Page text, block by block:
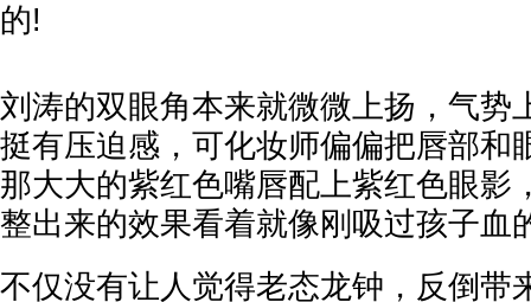
的!
刘涛的双眼角本来就微微上扬，气势
挺有压迫感，可化妆师偏偏把唇部和
那大大的紫红色嘴唇配上紫红色眼影
整出来的效果看着就像刚吸过孩子血
不仅没有让人觉得老态龙钟，反倒带